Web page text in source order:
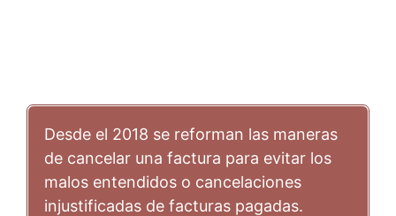
Desde el 2018 se reforman las maneras
de cancelar una factura para evitar los
malos entendidos o cancelaciones
injustificadas de facturas pagadas.